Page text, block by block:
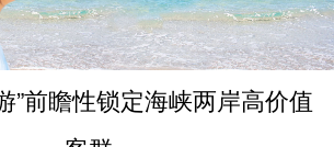
”前瞻性锁定海峡两岸高价值